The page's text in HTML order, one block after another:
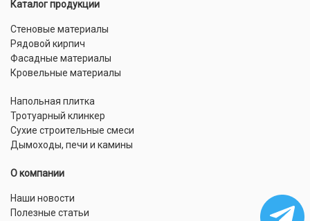
Каталог продукции
Стеновые материалы
Рядовой кирпич
Фасадные материалы
Кровельные материалы
Напольная плитка
Тротуарный клинкер
Сухие строительные смеси
Дымоходы, печи и камины
О компании
Наши новости
Полезные статьи